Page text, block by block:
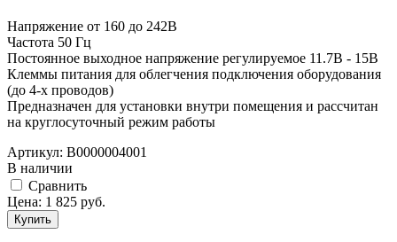
Напряжение от 160 до 242В
Частота 50 Гц
Постоянное выходное напряжение регулируемое 11.7В - 15В
Клеммы питания для облегчения подключения оборудования
(до 4-х проводов)
Предназначен для установки внутри помещения и рассчитан
на круглосуточный режим работы
Артикул: В0000004001
В наличии
Cравнить
Цена: 1 825 руб.
Купить